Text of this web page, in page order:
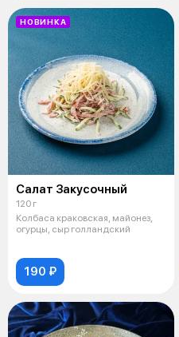
НОВИНКА
Салат Закусочный
120 г
Колбаса краковская, майонез,
огурцы, сыр голландский
190 ₽